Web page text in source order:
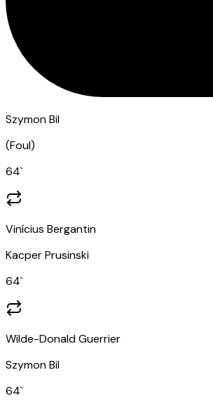
Szymon Bil
(Foul)
64`
Vinícius Bergantin
Kacper Prusinski
64`
Wilde-Donald Guerrier
Szymon Bil
64`